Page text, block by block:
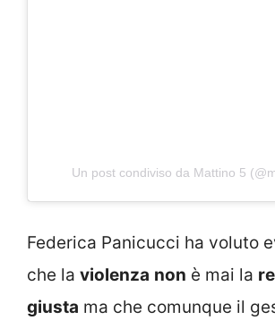
Un post condiviso da Mattino 5
Federica Panicucci ha voluto
che la violenza non è mai la
giusta ma che comunque il